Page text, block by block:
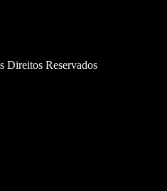
Direitos Reservados